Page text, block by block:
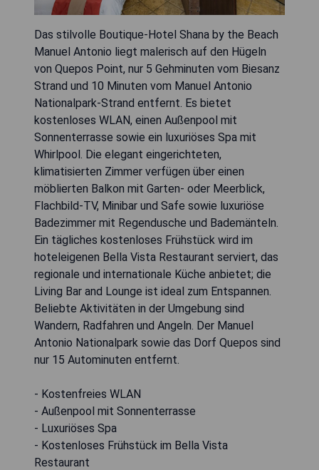
Das stilvolle Boutique-Hotel Shana by the Beach
Manuel Antonio liegt malerisch auf den Hügeln
von Quepos Point, nur 5 Gehminuten vom Biesanz
Strand und 10 Minuten vom Manuel Antonio
Nationalpark-Strand entfernt. Es bietet
kostenloses WLAN, einen Außenpool mit
Sonnenterrasse sowie ein luxuriöses Spa mit
Whirlpool. Die elegant eingerichteten,
klimatisierten Zimmer verfügen über einen
möblierten Balkon mit Garten- oder Meerblick,
Flachbild-TV, Minibar und Safe sowie luxuriöse
Badezimmer mit Regendusche und Bademänteln.
Ein tägliches kostenloses Frühstück wird im
hoteleigenen Bella Vista Restaurant serviert, das
regionale und internationale Küche anbietet; die
Living Bar and Lounge ist ideal zum Entspannen.
Beliebte Aktivitäten in der Umgebung sind
Wandern, Radfahren und Angeln. Der Manuel
Antonio Nationalpark sowie das Dorf Quepos sind
nur 15 Autominuten entfernt.
- Kostenfreies WLAN
- Außenpool mit Sonnenterrasse
- Luxuriöses Spa
- Kostenloses Frühstück im Bella Vista
Restaurant